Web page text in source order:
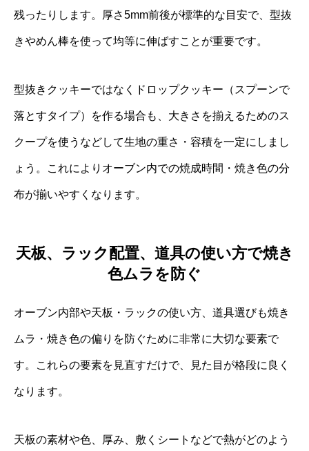
残ったりします。厚さ5mm前後が標準的な目安で、型抜
きやめん棒を使って均等に伸ばすことが重要です。
型抜きクッキーではなくドロップクッキー（スプーンで
落とすタイプ）を作る場合も、大きさを揃えるためのス
クープを使うなどして生地の重さ・容積を一定にしまし
ょう。これによりオーブン内での焼成時間・焼き色の分
布が揃いやすくなります。
天板、ラック配置、道具の使い方で焼き
色ムラを防ぐ
オーブン内部や天板・ラックの使い方、道具選びも焼き
ムラ・焼き色の偏りを防ぐために非常に大切な要素で
す。これらの要素を見直すだけで、見た目が格段に良く
なります。
天板の素材や色、厚み、敷くシートなどで熱がどのよう